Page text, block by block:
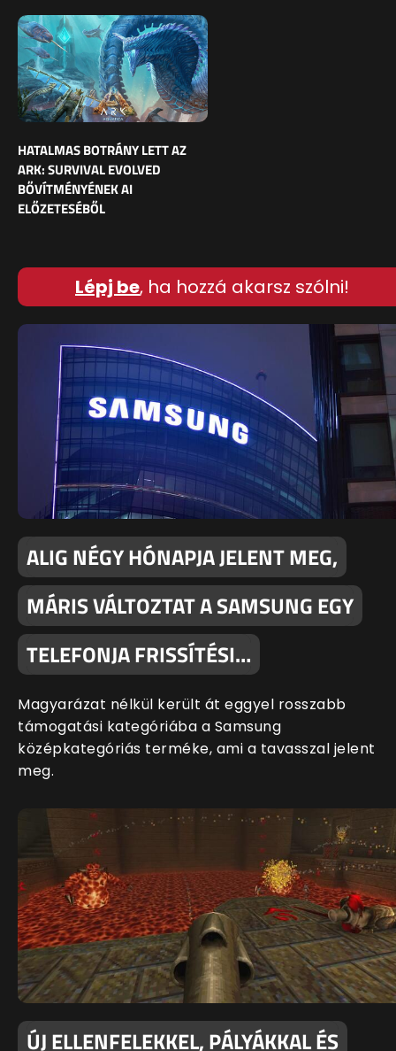
HATALMAS BOTRÁNY LETT AZ
ARK: SURVIVAL EVOLVED
BŐVÍTMÉNYÉNEK AI
ELŐZETESÉBŐL
Lépj be, ha hozzá akarsz szólni!
ALIG NÉGY HÓNAPJA JELENT MEG,
MÁRIS VÁLTOZTAT A SAMSUNG EGY
TELEFONJA FRISSÍTÉSI…
Magyarázat nélkül került át eggyel rosszabb
támogatási kategóriába a Samsung
középkategóriás terméke, ami a tavasszal jelent
meg.
ÚJ ELLENFELEKKEL, PÁLYÁKKAL ÉS